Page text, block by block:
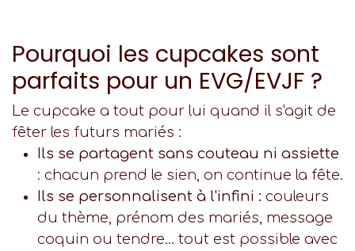
Pourquoi les cupcakes sont
parfaits pour un EVG/EVJF ?
Le cupcake a tout pour lui quand il s'agit de
fêter les futurs mariés :
Ils se partagent sans couteau ni assiette
: chacun prend le sien, on continue la fête.
Ils se personnalisent à l'infini : couleurs
du thème, prénom des mariés, message
coquin ou tendre... tout est possible avec